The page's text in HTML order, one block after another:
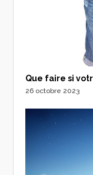
Que faire si
26 octobre 2023